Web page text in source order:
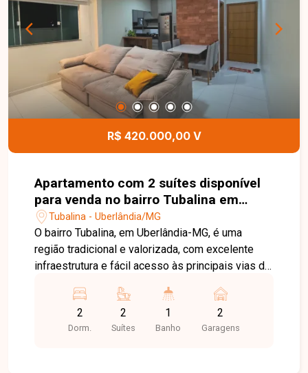
R$ 420.000,00 V
Apartamento com 2 suítes disponível
para venda no bairro Tubalina em
Uberlândia-MG
Tubalina - Uberlândia/MG
O bairro Tubalina, em Uberlândia-MG, é uma
região tradicional e valorizada, com excelente
infraestrutura e fácil acesso às principais vias da
farmácias, restaurantes e diversos comércios,
oferece praticidade, conforto e qualidade de vida
para toda a família. Apartamento com
2
Dorm.
2
Suítes
1
Banho
2
Garagens